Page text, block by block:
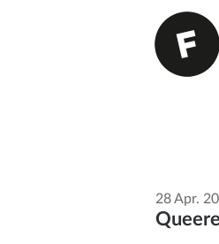
28Apr.